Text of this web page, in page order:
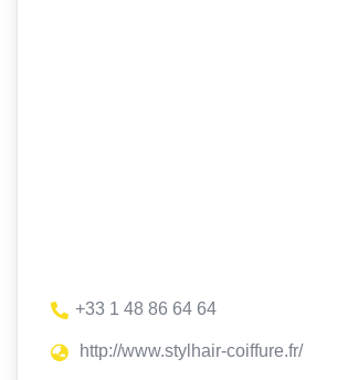
+33 1 48 86 64 64
http://www.stylhair-coiffure.fr/